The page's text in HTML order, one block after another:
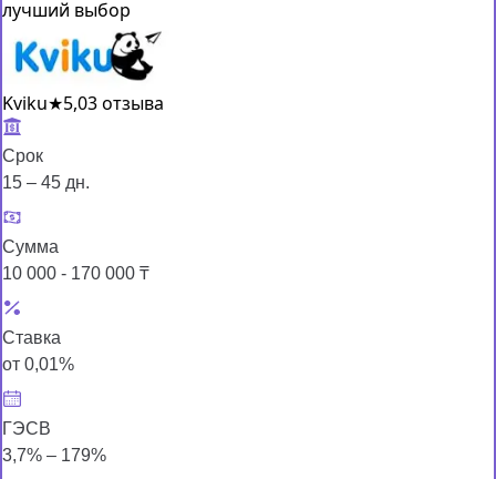
лучший выбор
Kviku★5,03 отзыва
Срок
15 – 45 дн.
Сумма
10 000 - 170 000 ₸
Ставка
от 0,01%
ГЭСВ
3,7% – 179%